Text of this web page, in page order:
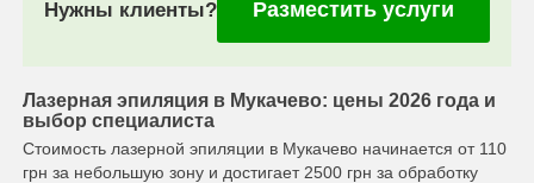
Нужны клиенты? Разместить услуги
Лазерная эпиляция в Мукачево: цены 2026 года и
выбор специалиста
Стоимость лазерной эпиляции в Мукачево начинается от 110
грн за небольшую зону и достигает 2500 грн за обработку